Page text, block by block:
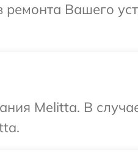
Вашего
Melitta. В